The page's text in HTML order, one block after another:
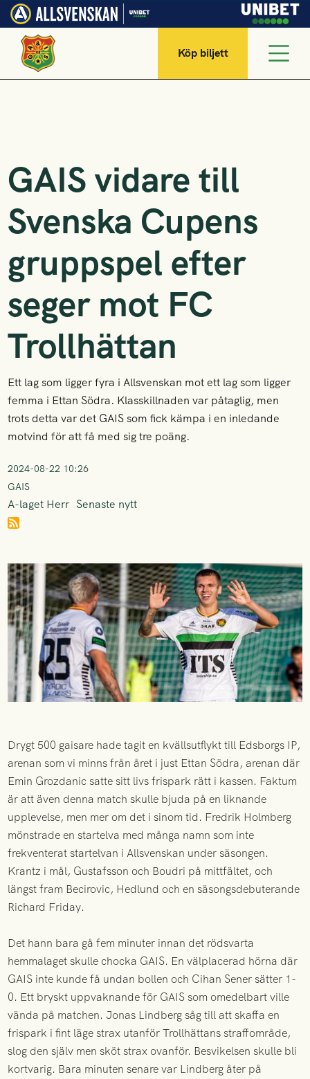
Köp biljett
GAIS vidare till
Svenska Cupens
gruppspel efter
seger mot FC
Trollhättan
Ett lag som ligger fyra i Allsvenskan mot ett lag som ligger
femma i Ettan Södra. Klasskillnaden var påtaglig, men
trots detta var det GAIS som fick kämpa i en inledande
motvind för att få med sig tre poäng.
2024-08-22 10:26
GAIS
A-laget Herr Senaste nytt
Drygt 500 gaisare hade tagit en kvällsutflykt till Edsborgs IP,
arenan som vi minns från året i just Ettan Södra, arenan där
Emin Grozdanic satte sitt livs frispark rätt i kassen. Faktum
är att även denna match skulle bjuda på en liknande
upplevelse, men mer om det i sinom tid. Fredrik Holmberg
mönstrade en startelva med många namn som inte
frekventerat startelvan i Allsvenskan under säsongen.
Krantz i mål, Gustafsson och Boudri på mittfältet, och
längst fram Becirovic, Hedlund och en säsongsdebuterande
Richard Friday.
Det hann bara gå fem minuter innan det rödsvarta
hemmalaget skulle chocka GAIS. En välplacerad hörna där
GAIS inte kunde få undan bollen och Cihan Sener sätter 1-
0. Ett bryskt uppvaknande för GAIS som omedelbart ville
vända på matchen. Jonas Lindberg såg till att skaffa en
frispark i fint läge strax utanför Trollhättans straffområde,
slog den själv men sköt strax ovanför. Besvikelsen skulle bli
kortvarig. Bara minuten senare var Lindberg åter på